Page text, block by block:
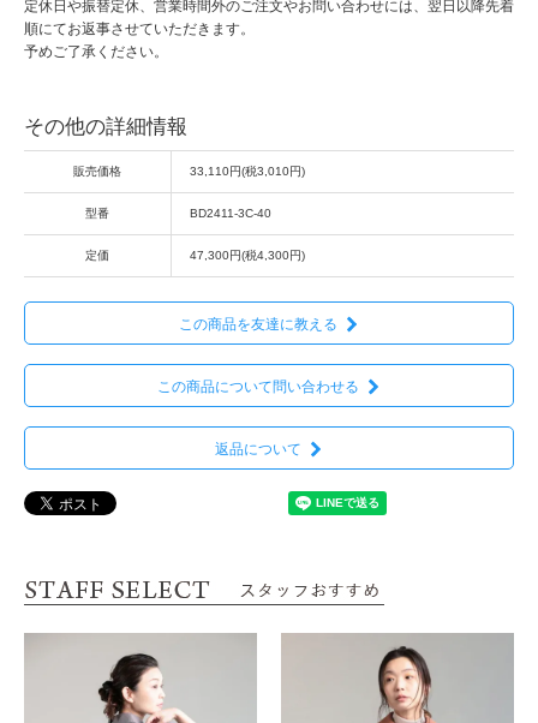
定休日や振替定休、営業時間外のご注文やお問い合わせには、翌日以降先着
順にてお返事させていただきます。
予めご了承ください。
その他の詳細情報
販売価格 33,110円(税3,010円)
型番 BD2411-3C-40
定価 47,300円(税4,300円)
この商品を友達に教える
この商品について問い合わせる
返品について